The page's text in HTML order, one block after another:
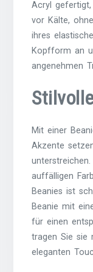
Acryl
vor Kälte,
ihres
Kopfform an
angenehmen
Mit einer
Akzente
auffälligen
Beanies ist
Beanie mit
für einen
tragen Sie sie
eleganten